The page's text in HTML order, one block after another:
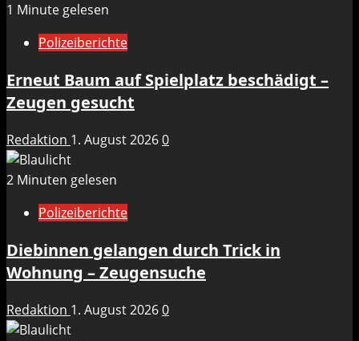
1 Minute gelesen
Polizeiberichte
Erneut Baum auf Spielplatz beschädigt –
Zeugen gesucht
Redaktion 1. August 20260
2 Minuten gelesen
Polizeiberichte
Diebinnen gelangen durch Trick in
Wohnung – Zeugensuche
Redaktion 1. August 20260